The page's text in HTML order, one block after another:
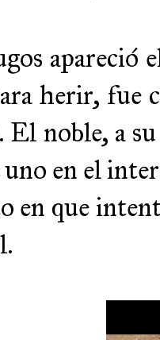
apareció
herir, fue
El noble, a
en el
en que